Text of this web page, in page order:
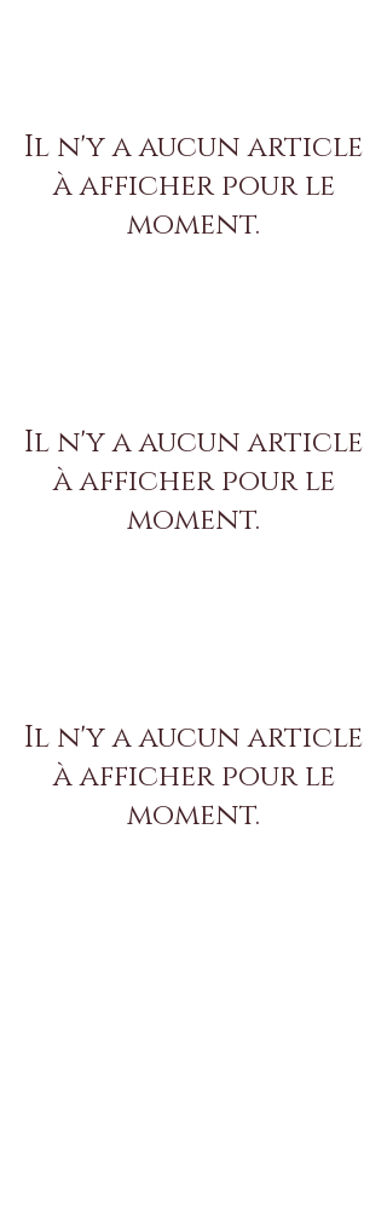
Il n'y a aucun article
à afficher pour le
moment.
Il n'y a aucun article
à afficher pour le
moment.
Il n'y a aucun article
à afficher pour le
moment.